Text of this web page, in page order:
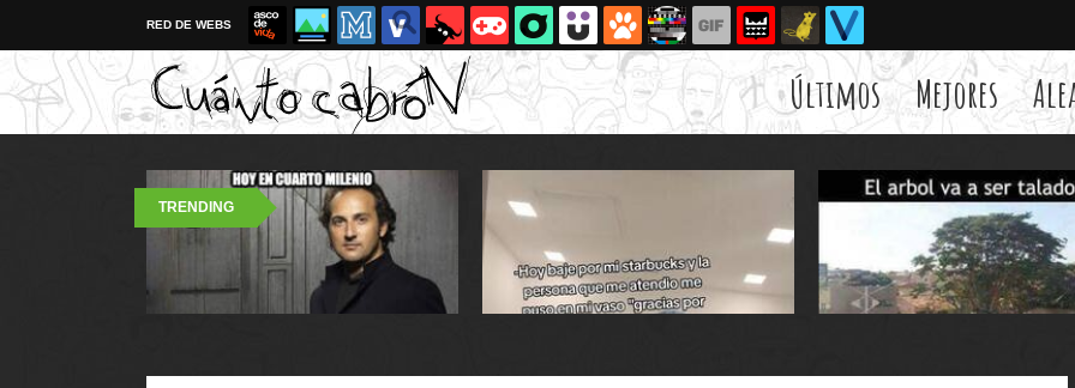
RED DE WEBS
Últimos Mejores
TRENDING